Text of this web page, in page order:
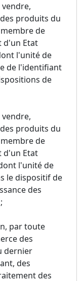
produits du
de
d'un Etat
l'unité de
de l'identifiant
de
produits du
de
d'un Etat
l'unité de
le dispositif de
des
par toute
des
dernier
des
des